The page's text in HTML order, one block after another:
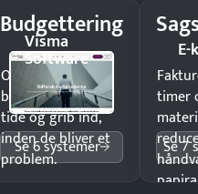
Budgettering
Visma
Software
Opdag
budgetafvigelser i
tide og grib ind,
inden de bliver et
problem.
Se 6 systemer
timer
Se 7